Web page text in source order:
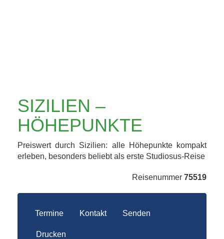
SIZILIEN –
HÖHEPUNKTE
Preiswert durch Sizilien: alle Höhepunkte kompakt
erleben, besonders beliebt als erste Studiosus-Reise
Reisenummer 75519
Termine Kontakt Senden
Drucken